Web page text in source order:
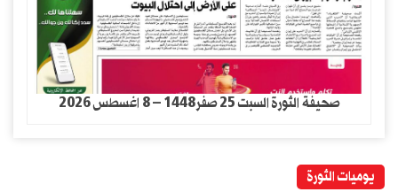
صحيفة الثورة السبت 25 صفر1448 – 8 اغسطس 2026
يوميات الثورة